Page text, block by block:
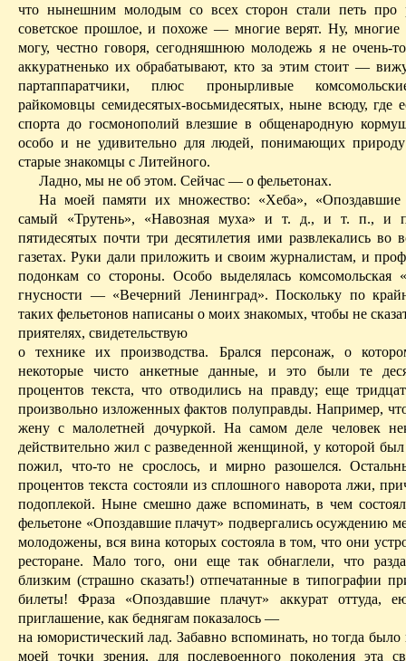
что нынешним молодым со всех сторон стали петь про
советское прошлое,и похоже — многие верят. Ну, многие
могу, честно говоря, сегодняшнюю молодежь я не очень-
аккуратненько их обрабатывают, кто за этим стоит —
партаппаратчики, плюс пронырливые
райкомовцы семидесятых-восьмидесятых, ныне всюду, где
спорта до госмонополий влезшие в общенародную
особо и не удивительно для людей, понимающих
старые знакомцы с Литейного.
Ладно, мы не об этом. Сейчас — о фельетонах.
На моей памяти их множество: «Хеба», «Опоздавшие
самый «Трутень», «Навозная муха» и т. д., и т. п., и
пятидесятых почти три десятилетия ими развлекались во
газетах. Руки дали приложить и своим журналистам, и
подонкам со стороны. Особо выделялась комсомольская
гнусности — «Вечерний Ленинград». Поскольку по
таких фельетонов написаны о моих знакомых, чтобы не
приятелях, свидетельствую
о технике их производства. Брался персонаж, о
некоторые чисто анкетные данные, и это были те
процентов текста, что отводились на правду; еще
произвольно изложенных фактов полуправды. Например,
жену с малолетней дочуркой. На самом деле человек
действительно жил с разведенной женщиной, у которой
пожил, что-то не срослось, и мирно разошелся.
процентов текста состояли из сплошного навороталжи,
подоплекой. Ныне смешно даже вспоминать, в чем
фельетоне «Опоздавшие плачут» подвергались осуждению
молодожены, вся вина которых состояла в том, что они
ресторане. Мало того, они еще так обнаглели, что
близким (страшно сказать!) отпечатанные в типографии
билеты! Фраза «Опоздавшие плачут» аккурат оттуда,
приглашение, как беднягам показалось —
на юмористический лад. Забавно вспоминать, но тогда
моей точки зрения, для послевоенного поколения эта